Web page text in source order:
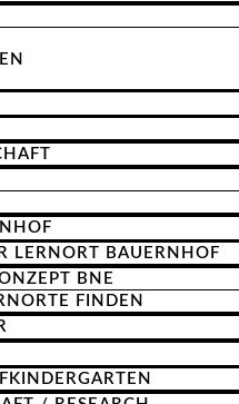
LERNORT BAUERNHOF
BNE
FINDEN